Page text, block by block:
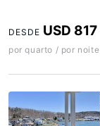
DESDE USD 817
por quarto / por noite